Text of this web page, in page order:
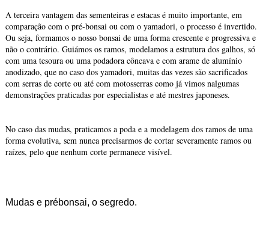
A terceira vantagem das sementeiras e estacas é muito importante, em
comparação com o pré-bonsai ou com o yamadori, o processo é invertido.
Ou seja, formamos o nosso bonsai de uma forma crescente e progressiva e
não o contrário. Guiámos os ramos, modelamos a estrutura dos galhos, só
com uma tesoura ou uma podadora côncava e com arame de alumínio
anodizado, que no caso dos yamadori, muitas das vezes são sacrificados
com serras de corte ou até com motosserras como já vimos nalgumas
demonstrações praticadas por especialistas e até mestres japoneses.
No caso das mudas, praticamos a poda e a modelagem dos ramos de uma
forma evolutiva, sem nunca precisarmos de cortar severamente ramos ou
raízes, pelo que nenhum corte permanece visível.
Mudas e prébonsai, o segredo.